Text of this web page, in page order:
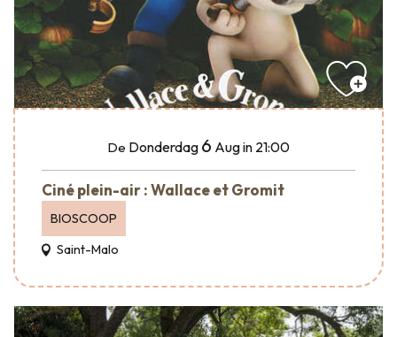
De Donderdag 6 Augin 21:00
Ciné plein-air : Wallace et Gromit
BIOSCOOP
Saint-Malo